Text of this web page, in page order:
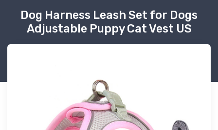
Dog Harness Leash Set for Dogs
Adjustable Puppy Cat Vest US